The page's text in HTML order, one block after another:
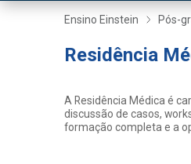
Ensino Einstein Pós-
Residência
A Residência Médica é
discussão de casos,
formação completa e a